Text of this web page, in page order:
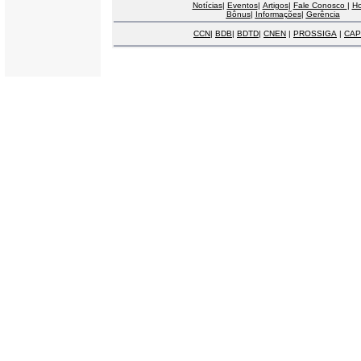
Notícias| Eventos| Artigos| Fale Conosco |
Bônus| Informações| Gerência
CCN| BDB| BDTD| CNEN | PROSSIGA |